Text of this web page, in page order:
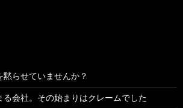
らせていませんか？
会社。その始まりはクレームでした